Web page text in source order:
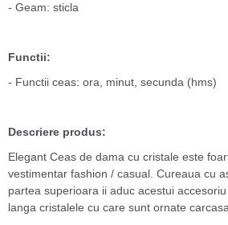
- Geam: sticla
Functii:
- Functii ceas: ora, minut, secunda (hms)
Descriere produs:
Elegant Ceas de dama cu cristale este
vestimentar fashion / casual. Cureaua cu
partea superioara ii aduc acestui
langa cristalele cu care sunt ornate